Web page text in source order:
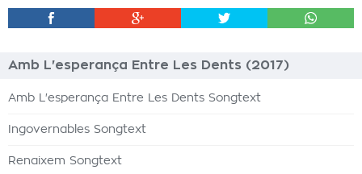
Amb L'esperança Entre Les Dents (2017)
Amb L'esperança Entre Les Dents Songtext
Ingovernables Songtext
Renaixem Songtext